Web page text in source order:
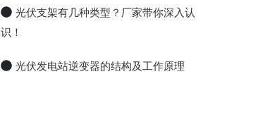
光伏支架有几种类型？厂家带你深入认
识！
光伏发电站逆变器的结构及工作原理